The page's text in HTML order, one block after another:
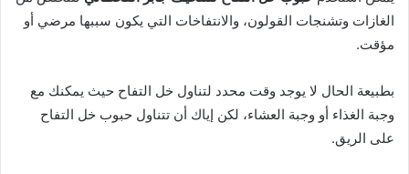
الغازات وتشنجات القولون، والانتفاخات التي يكون سببها مرضي أو
مؤقت.
بطبيعة الحال لا يوجد وقت محدد لتناول خل التفاح حيث يمكنك مع
وجبة الغذاء أو وجبة العشاء، لكن إياك أن تتناول حبوب خل التفاح
على الريق.